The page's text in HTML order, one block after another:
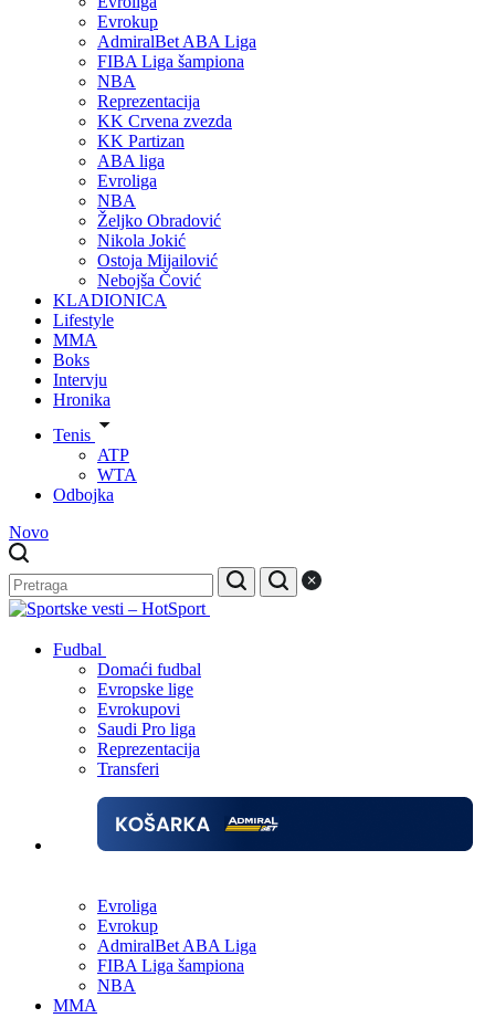
Evrokup
AdmiralBet ABA Liga
FIBA Liga šampiona
NBA
Reprezentacija
KK Crvena zvezda
KK Partizan
ABA liga
Evroliga
NBA
Željko Obradović
Nikola Jokić
Ostoja Mijailović
Nebojša Čović
KLADIONICA
Lifestyle
MMA
Boks
Intervju
Hronika
Tenis
ATP
WTA
Odbojka
Novo
Fudbal
Domaći fudbal
Evropske lige
Evrokupovi
Saudi Pro liga
Reprezentacija
Transferi
Evroliga
Evrokup
AdmiralBet ABA Liga
FIBA Liga šampiona
NBA
MMA